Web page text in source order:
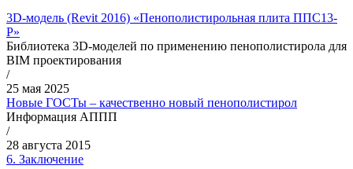
3D-модель (Revit 2016) «Пенополистирольная плита ППС13-
Р»
Библиотека 3D-моделей по применению пенополистирола для
BIM проектирования
/
25 мая 2025
Новые ГОСТы – качественно новый пенополистирол
Информация АППП
/
28 августа 2015
6. Заключение